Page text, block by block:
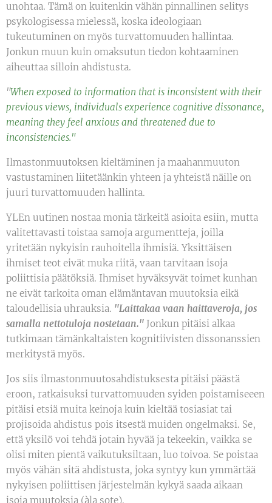
unohtaa. Tämä on kuitenkin vähän pinnallinen selitys
psykologisessa mielessä, koska ideologiaan
tukeutuminen on myös turvattomuuden hallintaa.
Jonkun muun kuin omaksutun tiedon kohtaaminen
aiheuttaa silloin ahdistusta.
"When exposed to information that is inconsistent with their
previous views, individuals experience cognitive dissonance,
meaning they feel anxious and threatened due to
inconsistencies."
Ilmastonmuutoksen kieltäminen ja maahanmuuton
vastustaminen liitetäänkin yhteen ja yhteistä näille on
juuri turvattomuuden hallinta.
YLEn uutinen nostaa monia tärkeitä asioita esiin, mutta
valitettavasti toistaa samoja argumentteja, joilla
yritetään nykyisin rauhoitella ihmisiä. Yksittäisen
ihmiset teot eivät muka riitä, vaan tarvitaan isoja
poliittisia päätöksiä. Ihmiset hyväksyvät toimet kunhan
ne eivät tarkoita oman elämäntavan muutoksia eikä
taloudellisia uhrauksia. "Laittakaa vaan haittaveroja, jos
samalla nettotuloja nostetaan." Jonkun pitäisi alkaa
tutkimaan tämänkaltaisten kognitiivisten dissonanssien
merkitystä myös.
Jos siis ilmastonmuutosahdistuksesta pitäisi päästä
eroon, ratkaisuksi turvattomuuden syiden poistamiseeen
pitäisi etsiä muita keinoja kuin kieltää tosiasiat tai
projisoida ahdistus pois itsestä muiden ongelmaksi. Se,
että yksilö voi tehdä jotain hyvää ja tekeekin, vaikka se
olisi miten pientä vaikutuksiltaan, luo toivoa. Se poistaa
myös vähän sitä ahdistusta, joka syntyy kun ymmärtää
nykyisen poliittisen järjestelmän kykyä saada aikaan
isoja muutoksia (àla sote).